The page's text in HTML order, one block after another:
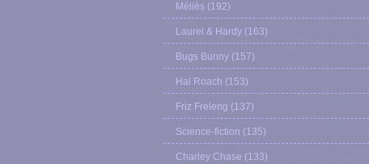
Méliès (192)
Laurel & Hardy (163)
Bugs Bunny (157)
Hal Roach (153)
Friz Freleng (137)
Science-fiction (135)
Charley Chase (133)